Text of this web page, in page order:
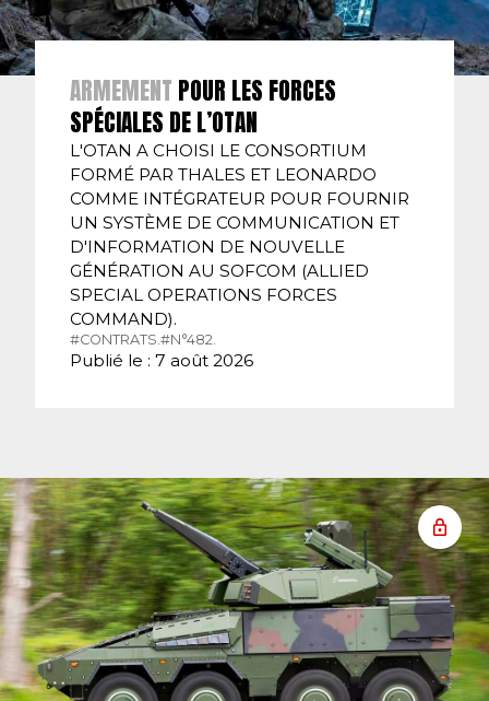
ARMEMENT POUR LES FORCES
SPÉCIALES DE L’OTAN
L'OTAN A CHOISI LE CONSORTIUM
FORMÉ PAR THALES ET LEONARDO
COMME INTÉGRATEUR POUR FOURNIR
UN SYSTÈME DE COMMUNICATION ET
D'INFORMATION DE NOUVELLE
GÉNÉRATION AU SOFCOM (ALLIED
SPECIAL OPERATIONS FORCES
COMMAND).
#CONTRATS. #N°482.
Publié le : 7 août 2026